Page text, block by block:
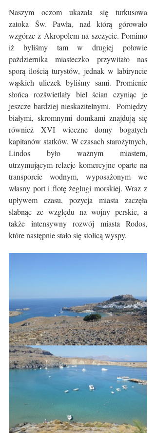
Naszym oczom ukazała się turkusowa
zatoka Św. Pawła, nad którą górowało
wzgórze z Akropolem na szczycie. Pomimo
iż byliśmy tam w drugiej połowie
października miasteczko przywitało nas
sporą ilością turystów, jednak w labiryncie
wąskich uliczek byliśmy sami. Promienie
słońca rozświetlały biel ścian czyniąc je
jeszcze bardziej nieskazitelnymi.  Pomiędzy
białymi, skromnymi domkami znajdują się
również XVI wieczne domy bogatych
kapitanów statków. W czasach starożytnych,
Lindos było ważnym miastem,
utrzymującym relacje komercyjne oparte na
transporcie wodnym, wyposażonym we
własny port i flotę żeglugi morskiej. Wraz z
upływem czasu, pozycja miasta zaczęła
słabnąc ze względu na wojny perskie, a
także intensywny rozwój miasta Rodos,
które następnie stało się stolicą wyspy.